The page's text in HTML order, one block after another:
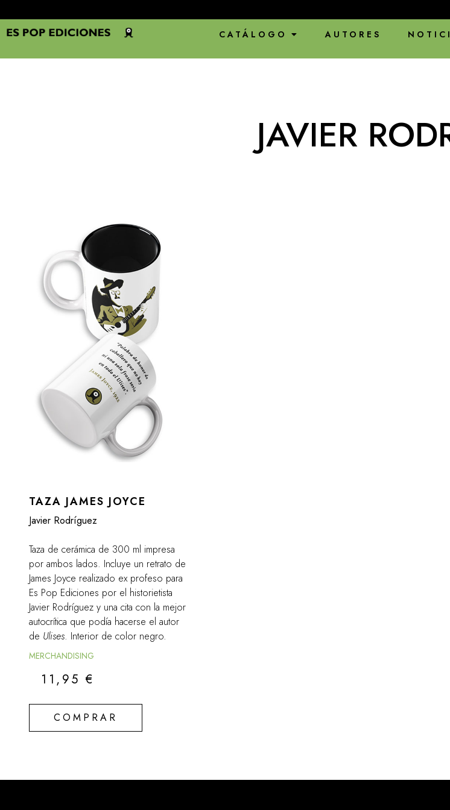
CATÁLOGO AUTORES
JAVIER
TAZA JAMES JOYCE
Javier Rodríguez
Taza de cerámica de 300 ml impresa
por ambos lados. Incluye un retrato de
James Joyce realizado ex profeso para
Es Pop Ediciones por el historietista
Javier Rodríguez y una cita con la mejor
autocrítica que podía hacerse el autor
de Ulises. Interior de color negro.
MERCHANDISING
11,95€
COMPRAR